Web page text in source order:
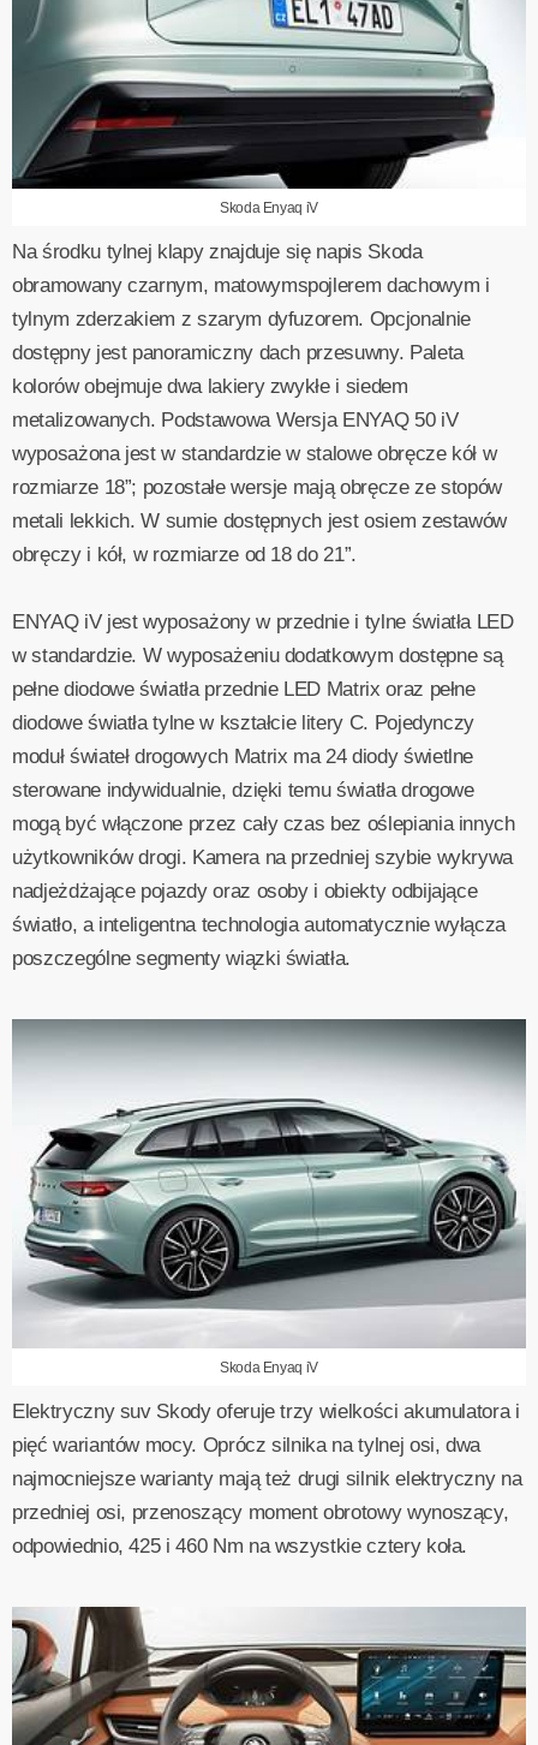
Skoda Enyaq iV
Na środku tylnej klapy znajduje się napis Skoda
obramowany czarnym, matowymspojlerem dachowym i
tylnym zderzakiem z szarym dyfuzorem. Opcjonalnie
dostępny jest panoramiczny dach przesuwny. Paleta
kolorów obejmuje dwa lakiery zwykłe i siedem
metalizowanych. Podstawowa Wersja ENYAQ 50 iV
wyposażona jest w standardzie w stalowe obręcze kół w
rozmiarze 18”; pozostałe wersje mają obręcze ze stopów
metali lekkich. W sumie dostępnych jest osiem zestawów
obręczy i kół, w rozmiarze od 18 do 21”.
ENYAQ iV jest wyposażony w przednie i tylne światła LED
w standardzie. W wyposażeniu dodatkowym dostępne są
pełne diodowe światła przednie LED Matrix oraz pełne
diodowe światła tylne w kształcie litery C. Pojedynczy
moduł świateł drogowych Matrix ma 24 diody świetlne
sterowane indywidualnie, dzięki temu światła drogowe
mogą być włączone przez cały czas bez oślepiania innych
użytkowników drogi. Kamera na przedniej szybie wykrywa
nadjeżdżające pojazdy oraz osoby i obiekty odbijające
światło, a inteligentna technologia automatycznie wyłącza
poszczególne segmenty wiązki światła.
Skoda Enyaq iV
Elektryczny suv Skody oferuje trzy wielkości akumulatora i
pięć wariantów mocy. Oprócz silnika na tylnej osi, dwa
najmocniejsze warianty mają też drugi silnik elektryczny na
przedniej osi, przenoszący moment obrotowy wynoszący,
odpowiednio, 425 i 460 Nm na wszystkie cztery koła.